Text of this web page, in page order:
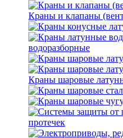
Краны и клапаны
водоразборные
Краны шаровые
протечек